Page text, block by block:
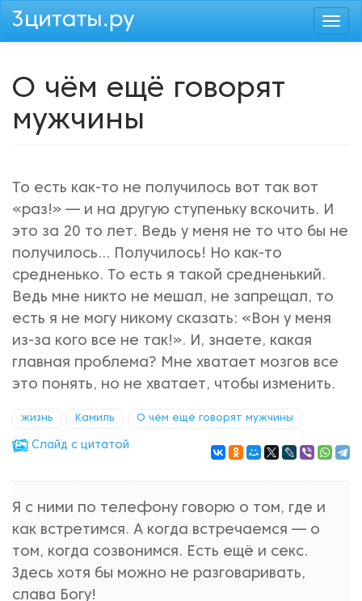
Перейти
О чём ещё говорят
мужчины
То есть как-то не получилось вот так вот
«раз!» — и на другую ступеньку вскочить. И
это за 20 то лет. Ведь у меня не то что бы не
получилось... Получилось! Но как-то
средненько. То есть я такой средненький.
Ведь мне никто не мешал, не запрещал, то
есть я не могу никому сказать: «Вон у меня
из-за кого все не так!». И, знаете, какая
главная проблема? Мне хватает мозгов все
это понять, но не хватает, чтобы изменить.
жизнь Камиль О чём ещё говорят мужчины
Cлайд с цитатой
Я с ними по телефону говорю о том, где и
как встретимся. А когда встречаемся — о
том, когда созвонимся. Есть ещё и секс.
Здесь хотя бы можно не разговаривать,
слава Богу!